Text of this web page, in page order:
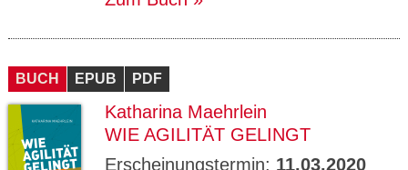
BUCH EPUB PDF
Katharina Maehrlein
WIE AGILITÄT GELINGT
Erscheinungstermin: 11.03.2020